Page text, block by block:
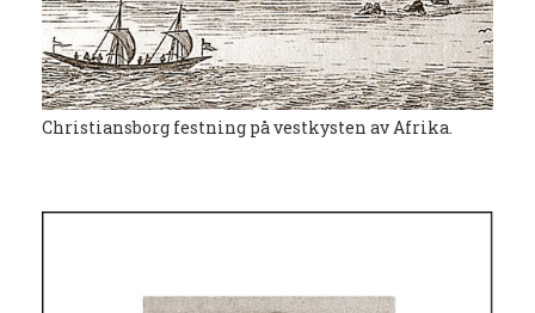
Christiansborg festning på vestkysten av Afrika.